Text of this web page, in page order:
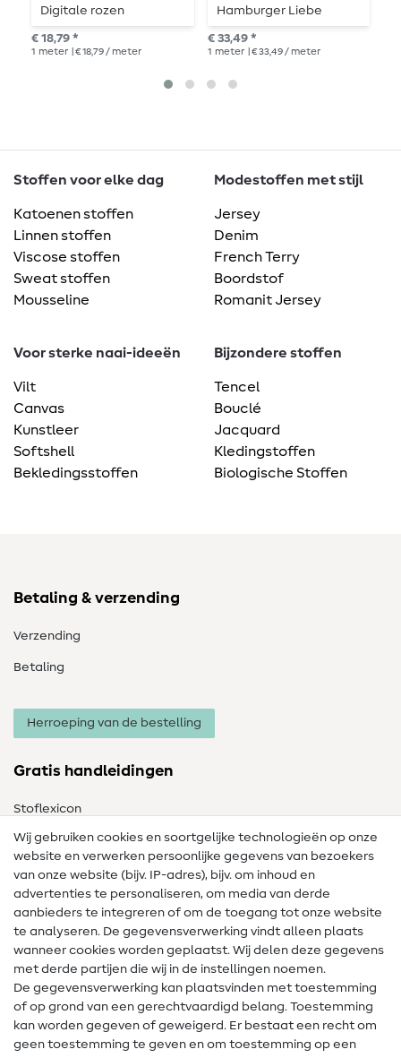
Digitale rozen
lichtblauw
€ 18,79 *
1 meter | € 18,79 / meter
Hamburger Liebe
Digitale Print Kevers &
Insecten Rasters
€ 33,49 *
1 meter | € 33,49 / meter
Stoffen voor elke dag
Katoenen stoffen
Linnen stoffen
Viscose stoffen
Sweat stoffen
Mousseline
Modestoffen met stijl
Jersey
Denim
French Terry
Boordstof
Romanit Jersey
Voor sterke naai-ideeën
Vilt
Canvas
Kunstleer
Softshell
Bekledingsstoffen
Bijzondere stoffen
Tencel
Bouclé
Jacquard
Kledingstoffen
Biologische Stoffen
Betaling & verzending
Verzending
Betaling
Herroeping van de bestelling
Gratis handleidingen
Stoflexicon
Naailexicon
Gratis Naaipatronen
Hulp & contact
Contact
Wijziging van eigenaar
FAQ
Herroepingsrecht
Wij gebruiken cookies en soortgelijke technologieën op onze
website en verwerken persoonlijke gegevens van bezoekers
van onze website (bijv. IP-adres), bijv. om inhoud en
advertenties te personaliseren, om media van derde
aanbieders te integreren of om de toegang tot onze website
te analyseren. De gegevensverwerking vindt alleen plaats
wanneer cookies worden geplaatst. Wij delen deze gegevens
met derde partijen die wij in de instellingen noemen.
De gegevensverwerking kan plaatsvinden met toestemming
of op grond van een gerechtvaardigd belang. Toestemming
kan worden gegeven of geweigerd. Er bestaat een recht om
geen toestemming te geven en om toestemming op een